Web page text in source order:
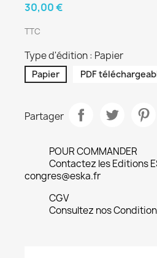
30,00 €
TTC
Type d'édition : Papier
Papier PDF
Partager
POUR COMMANDER
Contactez les Editions
congres@eska.fr
CGV
Consultez nos